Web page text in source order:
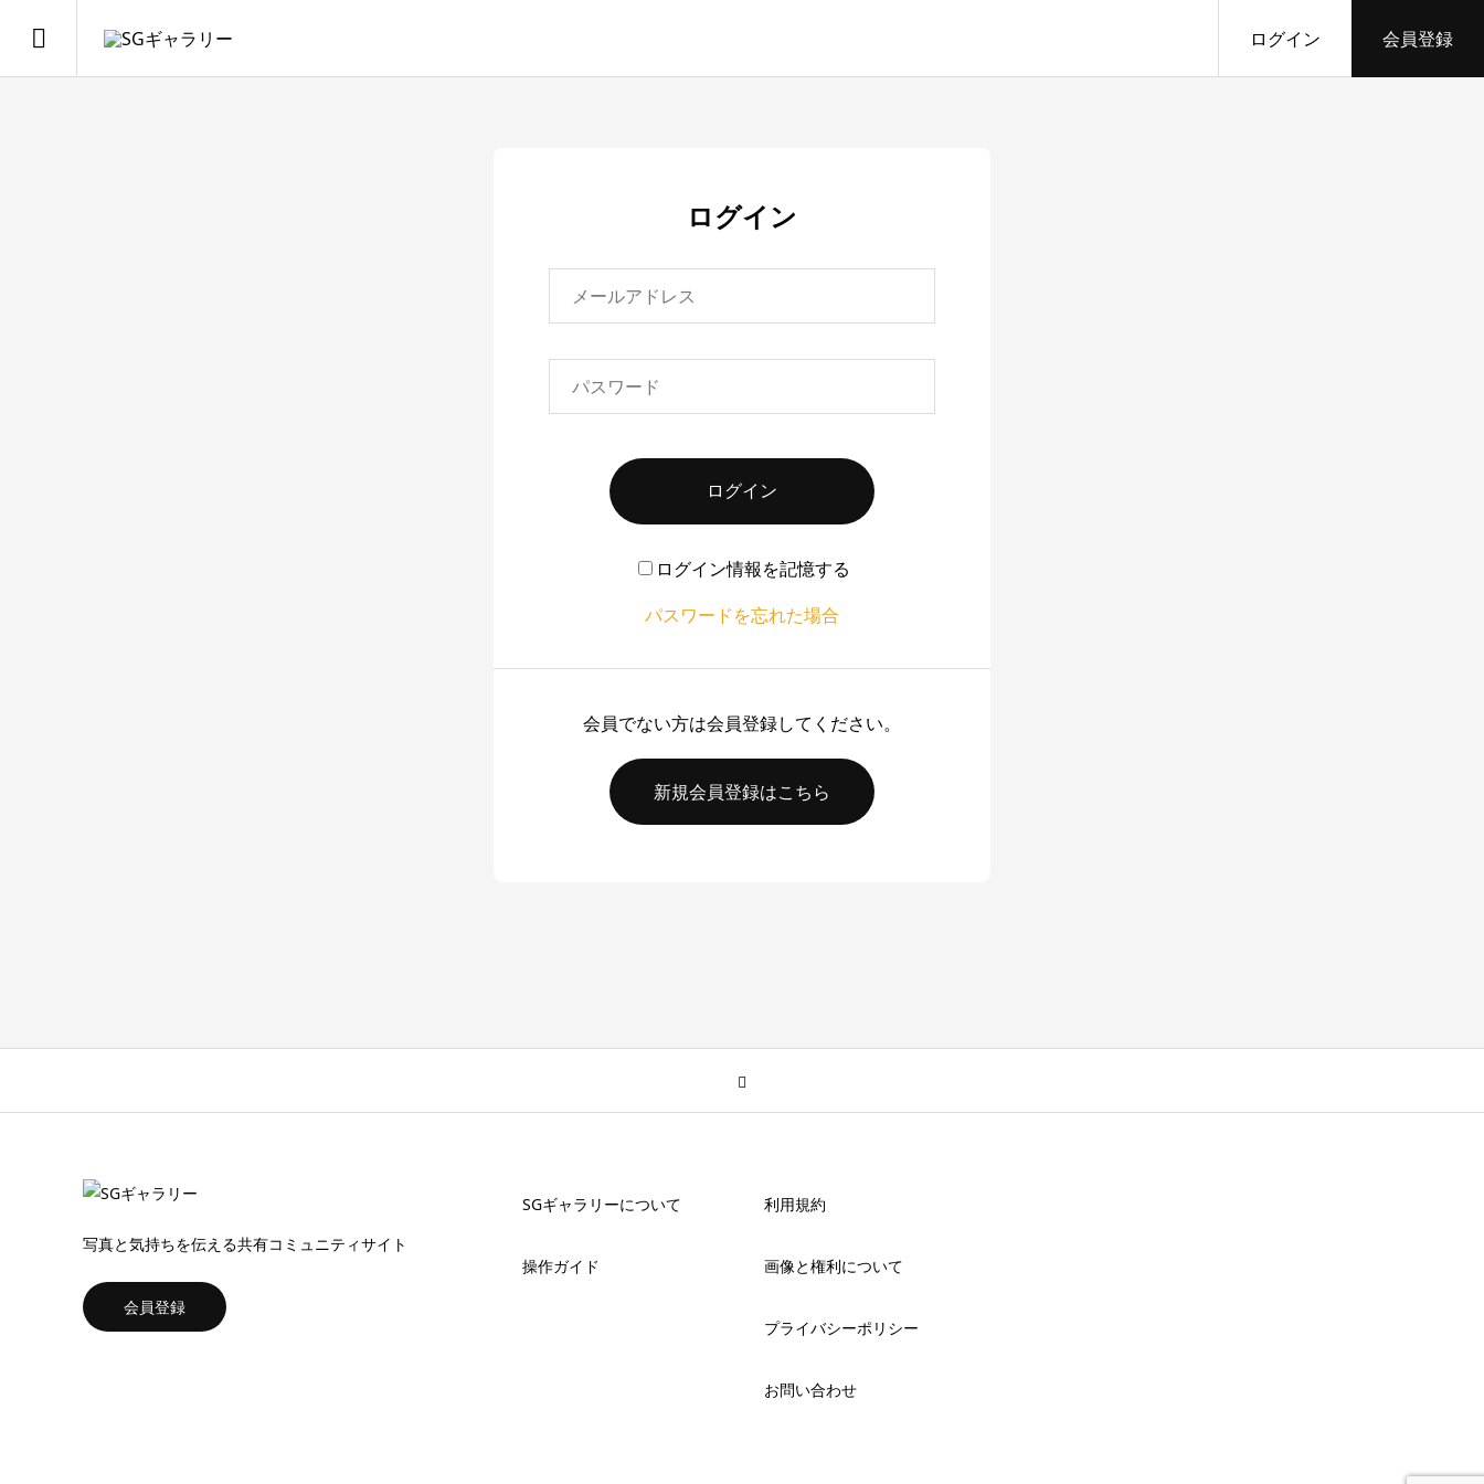
ログイン 会員登録
ログイン
ログイン
ログイン情報を記憶する
パスワードを忘れた場合
会員でない方は会員登録してください。
新規会員登録はこちら
写真と気持ちを伝える共有コミュニティサイト
会員登録
SGギャラリーについて
操作ガイド
利用規約
画像と権利について
プライバシーポリシー
お問い合わせ